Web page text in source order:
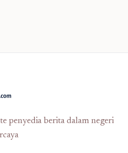
penyedia berita dalam negeri